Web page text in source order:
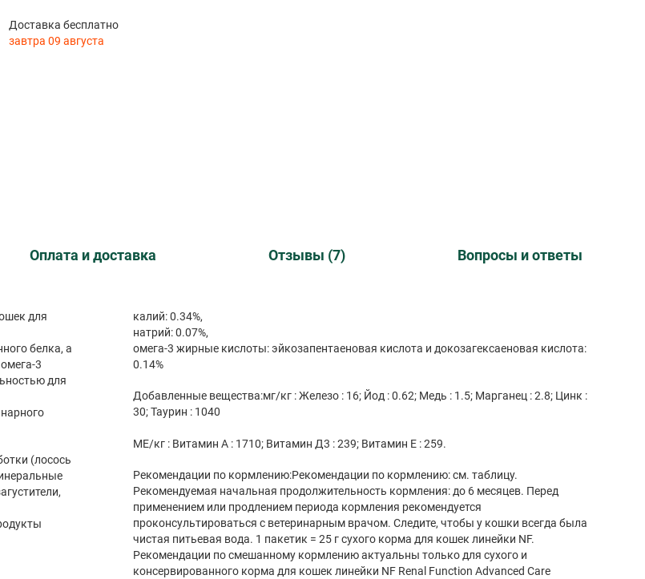
Доставка бесплатно
завтра 09 августа
Оплата и доставка Отзывы (7) Вопросы и ответы
для
белка, а
3
для
(лосось
калий: 0.34%,
натрий: 0.07%,
омега-3 жирные кислоты: эйкозапентаеновая кислота и докозагексаеновая кислота:
0.14%
Добавленные вещества:мг/кг : Железо : 16; Йод : 0.62; Медь : 1.5; Марганец : 2.8; Цинк :
30; Таурин : 1040
МЕ/кг : Витамин А : 1710; Витамин Д3 : 239; Витамин Е : 259.
Рекомендации по кормлению:Рекомендации по кормлению: см. таблицу.
Рекомендуемая начальная продолжительность кормления: до 6 месяцев. Перед
применением или продлением периода кормления рекомендуется
проконсультироваться с ветеринарным врачом. Следите, чтобы у кошки всегда была
чистая питьевая вода. 1 пакетик = 25 г сухого корма для кошек линейки NF.
Рекомендации по смешанному кормлению актуальны только для сухого и
консервированного корма для кошек линейки NF Renal Function Advanced Care